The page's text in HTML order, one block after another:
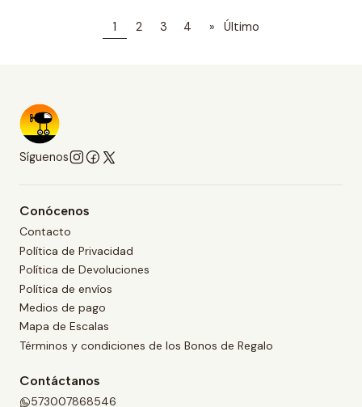
1 2 3 4 » Último
Síguenos
Conócenos
Contacto
Política de Privacidad
Política de Devoluciones
Política de envíos
Medios de pago
Mapa de Escalas
Términos y condiciones de los Bonos de Regalo
Contáctanos
573007868546